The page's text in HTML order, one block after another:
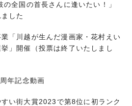
全国の首長さんに逢いたい！」
した
「川越が生んだ漫画家・花村えい
」開催（投票は終了いたしまし
年記念動画
い街大賞2023で第8位に初ランク